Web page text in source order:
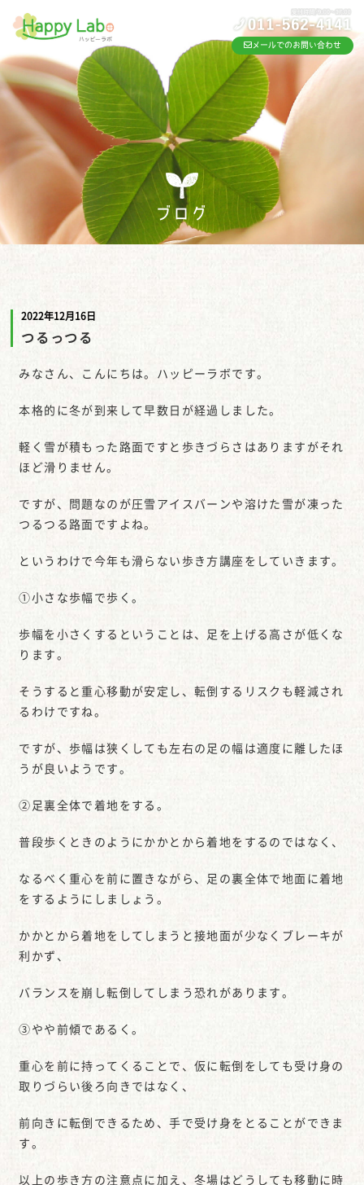
メールでのお問い合わせ
ブログ
2022年12月16日
つるっつる
みなさん、こんにちは。ハッピーラボです。
本格的に冬が到来して早数日が経過しました。
軽く雪が積もった路面ですと歩きづらさはありますがそれ
ほど滑りません。
ですが、問題なのが圧雪アイスバーンや溶けた雪が凍った
つるつる路面ですよね。
というわけで今年も滑らない歩き方講座をしていきます。
①小さな歩幅で歩く。
歩幅を小さくするということは、足を上げる高さが低くな
ります。
そうすると重心移動が安定し、転倒するリスクも軽減され
るわけですね。
ですが、歩幅は狭くしても左右の足の幅は適度に離したほ
うが良いようです。
②足裏全体で着地をする。
普段歩くときのようにかかとから着地をするのではなく、
なるべく重心を前に置きながら、足の裏全体で地面に着地
をするようにしましょう。
かかとから着地をしてしまうと接地面が少なくブレーキが
利かず、
バランスを崩し転倒してしまう恐れがあります。
③やや前傾であるく。
重心を前に持ってくることで、仮に転倒をしても受け身の
取りづらい後ろ向きではなく、
前向きに転倒できるため、手で受け身をとることができま
す。
以上の歩き方の注意点に加え、冬場はどうしても移動に時